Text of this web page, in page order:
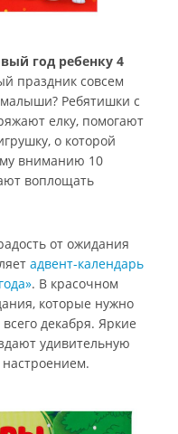
год ребенку 4
праздник совсем
Ребятишки с
елку, помогают
о которой
вниманию 10
воплощать
от ожидания
адвент-календарь
. В красочном
которые нужно
декабря. Яркие
удивительную